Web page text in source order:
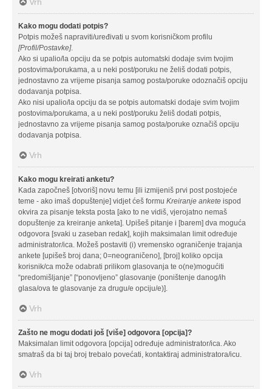
Kako mogu dodati potpis?
Potpis možeš napraviti/uređivati u svom korisničkom profilu
[Profil/Postavke].
Ako si upalio/la opciju da se potpis automatski dodaje svim tvojim
postovima/porukama, a u neki post/poruku ne želiš dodati potpis,
jednostavno za vrijeme pisanja samog posta/poruke odoznačiš opciju
dodavanja potpisa.
Ako nisi upalio/la opciju da se potpis automatski dodaje svim tvojim
postovima/porukama, a u neki post/poruku želiš dodati potpis,
jednostavno za vrijeme pisanja samog posta/poruke označiš opciju
dodavanja potpisa.
Vrh
Kako mogu kreirati anketu?
Kada započneš [otvoriš] novu temu [ili izmijeniš prvi post postojeće
teme - ako imaš dopuštenje] vidjet ćeš formu Kreiranje ankete ispod
okvira za pisanje teksta posta [ako to ne vidiš, vjerojatno nemaš
dopuštenje za kreiranje anketa]. Upišeš pitanje i [barem] dva moguća
odgovora [svaki u zaseban redak], kojih maksimalan limit određuje
administrator/ica. Možeš postaviti (i) vremensko ograničenje trajanja
ankete [upišeš broj dana; 0=neograničeno], [broj] koliko opcija
korisnik/ca može odabrati prilikom glasovanja te o(ne)mogućiti
“predomišljanje” [“ponovljeno” glasovanje (poništenje danog/ih
glasa/ova te glasovanje za drugu/e opciju/e)].
Vrh
Zašto ne mogu dodati još [više] odgovora [opcija]?
Maksimalan limit odgovora [opcija] određuje administrator/ica. Ako
smatraš da bi taj broj trebalo povećati, kontaktiraj administratora/icu.
Vrh